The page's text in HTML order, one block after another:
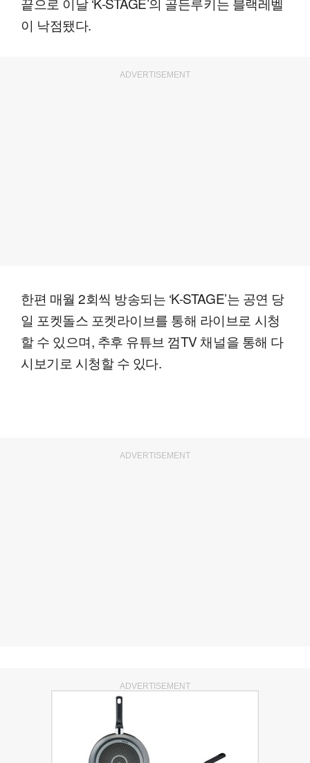
이 낙점됐다.
ADVERTISEMENT
한편 매월 2회씩 방송되는 ‘K-STAGE’는 공연 당
일 포켓돌스 포켓라이브를 통해 라이브로 시청
할 수 있으며, 추후 유튜브 껌TV 채널을 통해 다
시보기로 시청할 수 있다.
ADVERTISEMENT
ADVERTISEMENT